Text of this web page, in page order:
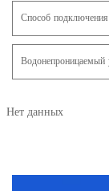
Способ
Водонепроницаемый
Нет данных